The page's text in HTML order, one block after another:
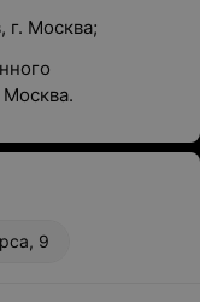
г. Москва;
ул. 3-я Щорса, 9